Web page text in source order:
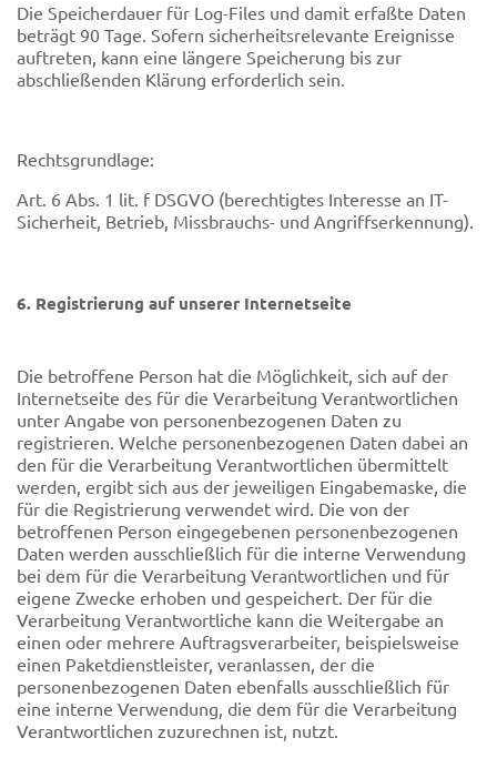
Die Speicherdauer für Log-Files und damit erfaßte Daten
beträgt 90 Tage. Sofern sicherheitsrelevante Ereignisse
auftreten, kann eine längere Speicherung bis zur
abschließenden Klärung erforderlich sein.
Rechtsgrundlage:
Art. 6 Abs. 1 lit. f DSGVO (berechtigtes Interesse an IT-
Sicherheit, Betrieb, Missbrauchs- und Angriffserkennung).
6. Registrierung auf unserer Internetseite
Die betroffene Person hat die Möglichkeit, sich auf der
Internetseite des für die Verarbeitung Verantwortlichen
unter Angabe von personenbezogenen Daten zu
registrieren. Welche personenbezogenen Daten dabei an
den für die Verarbeitung Verantwortlichen übermittelt
werden, ergibt sich aus der jeweiligen Eingabemaske, die
für die Registrierung verwendet wird. Die von der
betroffenen Person eingegebenen personenbezogenen
Daten werden ausschließlich für die interne Verwendung
bei dem für die Verarbeitung Verantwortlichen und für
eigene Zwecke erhoben und gespeichert. Der für die
Verarbeitung Verantwortliche kann die Weitergabe an
einen oder mehrere Auftragsverarbeiter, beispielsweise
einen Paketdienstleister, veranlassen, der die
personenbezogenen Daten ebenfalls ausschließlich für
eine interne Verwendung, die dem für die Verarbeitung
Verantwortlichen zuzurechnen ist, nutzt.